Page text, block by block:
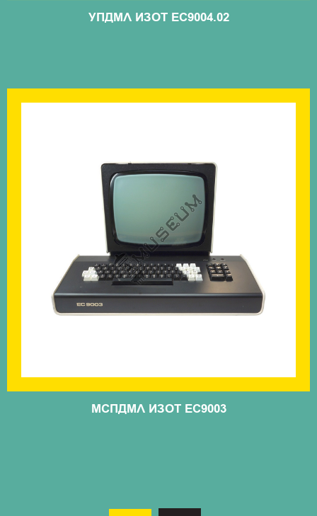
УПДМЛ ИЗОТ ЕС9004.02
МСПДМЛ ИЗОТ ЕС9003